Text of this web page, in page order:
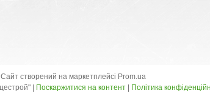
Сайт створений на маркетплейсі Prom.ua
Поскаржитися на контент Політика